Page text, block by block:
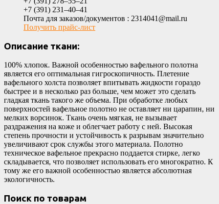
+7 (391) 231‒40‒41
Почта для заказов/документов : 2314041@mail.ru
Получить прайс-лист
Описание ткани:
100% хлопок. Важной особенностью вафельного полотна
является его оптимальная гигроскопичность. Плетение
вафельного холста позволяет впитывать жидкости гораздо
быстрее и в несколько раз больше, чем может это сделать
гладкая ткань такого же объема. При обработке любых
поверхностей вафельное полотно не оставляет ни царапин, ни
мелких ворсинок. Ткань очень мягкая, не вызывает
раздражения на коже и облегчает работу с ней. Высокая
степень прочности и устойчивость к разрывам значительно
увеличивают срок службы этого материала. Полотно
техническое вафельное прекрасно поддается стирке, легко
складывается, что позволяет использовать его многократно. К
тому же его важной особенностью является абсолютная
экологичность.
Поиск по товарам